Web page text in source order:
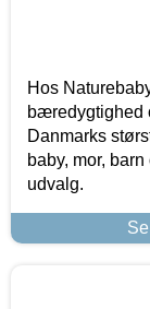
Hos
bæredygtighed
Danmarks
baby, mor,
udvalg.